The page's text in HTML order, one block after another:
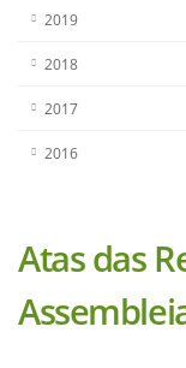
2019
2018
2017
2016
Atas das